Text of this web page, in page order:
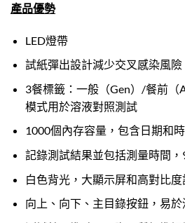
產品優勢
LED燈帶
試紙彈出設計減少交叉感染風險
3餐標籤：一般（Gen）/餐前（
模式用於溶液對照測試
1000個內存容量，包含日期和
記錄測試結果並包括測量時間
白色背光，大顯示屏和高對比
向上、向下、主目錄按鈕，易